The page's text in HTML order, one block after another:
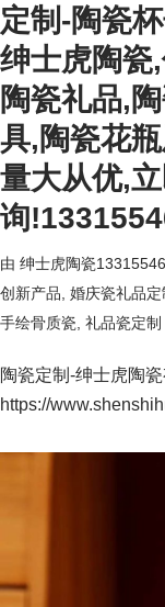
定制-陶瓷
绅士虎陶瓷
陶瓷礼品,
具,陶瓷花
量大从优,
询
由 绅士虎陶瓷
创新产品 婚庆瓷礼品定
手绘骨质瓷 礼品瓷定制
陶瓷定制-绅士虎陶
https://